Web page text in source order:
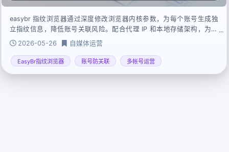
easybr 指纹浏览器通过深度修改浏览器内核参数，为每个账号生成独
立指纹信息，降低账号关联风险。配合代理 IP 和本地存储架构，为多
账号运营提供安全保障。
2026-05-26 自媒体运营
EasyBr指纹浏览器 账号防关联 多帐号运营